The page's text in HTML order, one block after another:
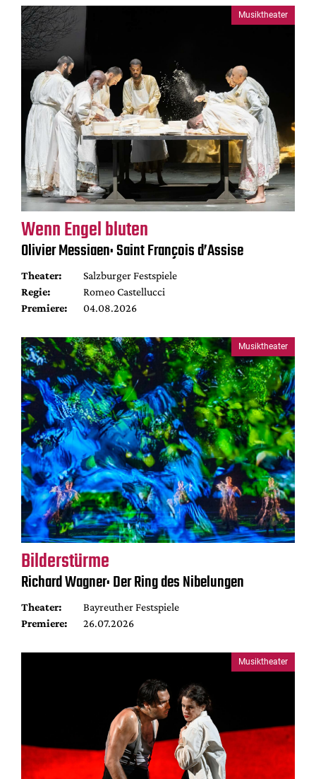
Musiktheater
Wenn Engel bluten
Olivier Messiaen: Saint François d’Assise
Theater:
Salzburger Festspiele
Regie:
Romeo Castellucci
Premiere:
04.08.2026
Musiktheater
Bilderstürme
Richard Wagner: Der Ring des Nibelungen
Theater:
Bayreuther Festspiele
Premiere:
26.07.2026
Musiktheater